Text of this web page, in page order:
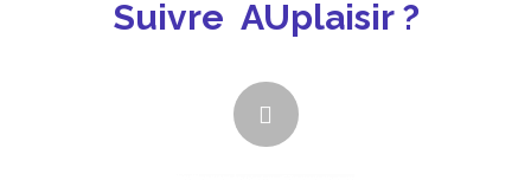
Suivre AUplaisir ?